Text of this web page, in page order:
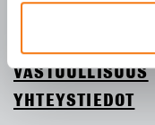
VASTUULLISUUS
YHTEYSTIEDOT